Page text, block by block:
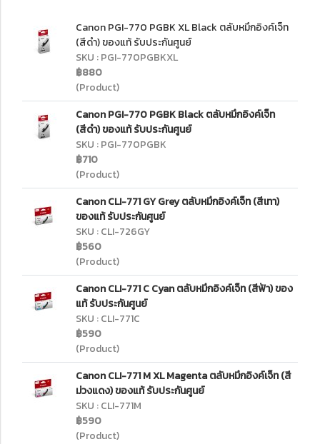
Canon PGI-770 PGBK XL Black ตลับหมึกอิงค์เจ็ท
(สีดำ) ของแท้ รับประกันศูนย์
SKU : PGI-770PGBKXL
฿880
(Product)
Canon PGI-770 PGBK Black ตลับหมึกอิงค์เจ็ท
(สีดำ) ของแท้ รับประกันศูนย์
SKU : PGI-770PGBK
฿710
(Product)
Canon CLI-771 GY Grey ตลับหมึกอิงค์เจ็ท (สีเทา)
ของแท้ รับประกันศูนย์
SKU : CLI-726GY
฿560
(Product)
Canon CLI-771 C Cyan ตลับหมึกอิงค์เจ็ท (สีฟ้า) ของ
แท้ รับประกันศูนย์
SKU : CLI-771C
฿590
(Product)
Canon CLI-771 M XL Magenta ตลับหมึกอิงค์เจ็ท (สี
ม่วงแดง) ของแท้ รับประกันศูนย์
SKU : CLI-771M
฿590
(Product)